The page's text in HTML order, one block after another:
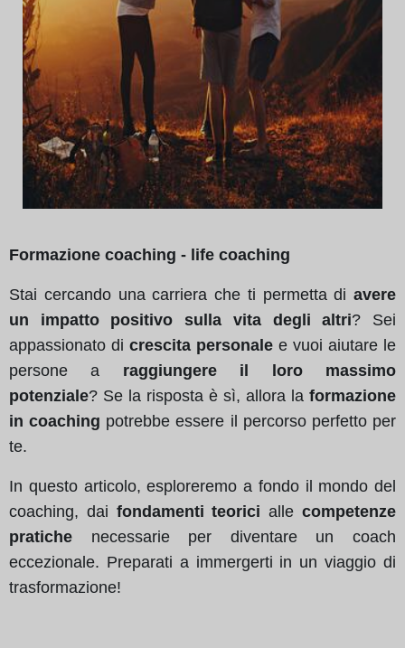
Formazione coaching - life coaching
Stai cercando una carriera che ti permetta di avere
un impatto positivo sulla vita degli altri? Sei
appassionato di crescita personale e vuoi aiutare le
persone a raggiungere il loro massimo
potenziale? Se la risposta è sì, allora la formazione
in coaching potrebbe essere il percorso perfetto per
te.
In questo articolo, esploreremo a fondo il mondo del
coaching, dai fondamenti teorici allecompetenze
pratiche necessarie per diventare un coach
eccezionale. Preparati a immergerti in un viaggio di
trasformazione!